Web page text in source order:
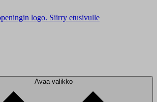
Siirry etusivulle
Avaa valikko